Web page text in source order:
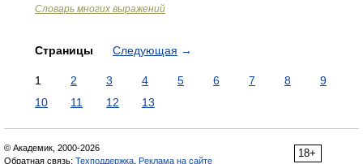
Словарь многих выражений
Страницы Следующая →
1 2 3 4 5 6 7 8
9
10
11 12 13
18+
© Академик, 2000-2026
Обратная связь: Техподдержка Реклама на сайте